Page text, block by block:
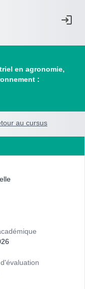
en agronomie,
:
au cursus